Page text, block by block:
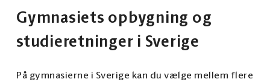
Gymnasiets opbygning og
studieretninger i Sverige
På gymnasierne i Sverige kan du vælge mellem flere